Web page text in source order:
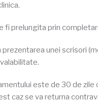
fi prelungita prin
unei scrisori
este de 30 de
caz se va returna